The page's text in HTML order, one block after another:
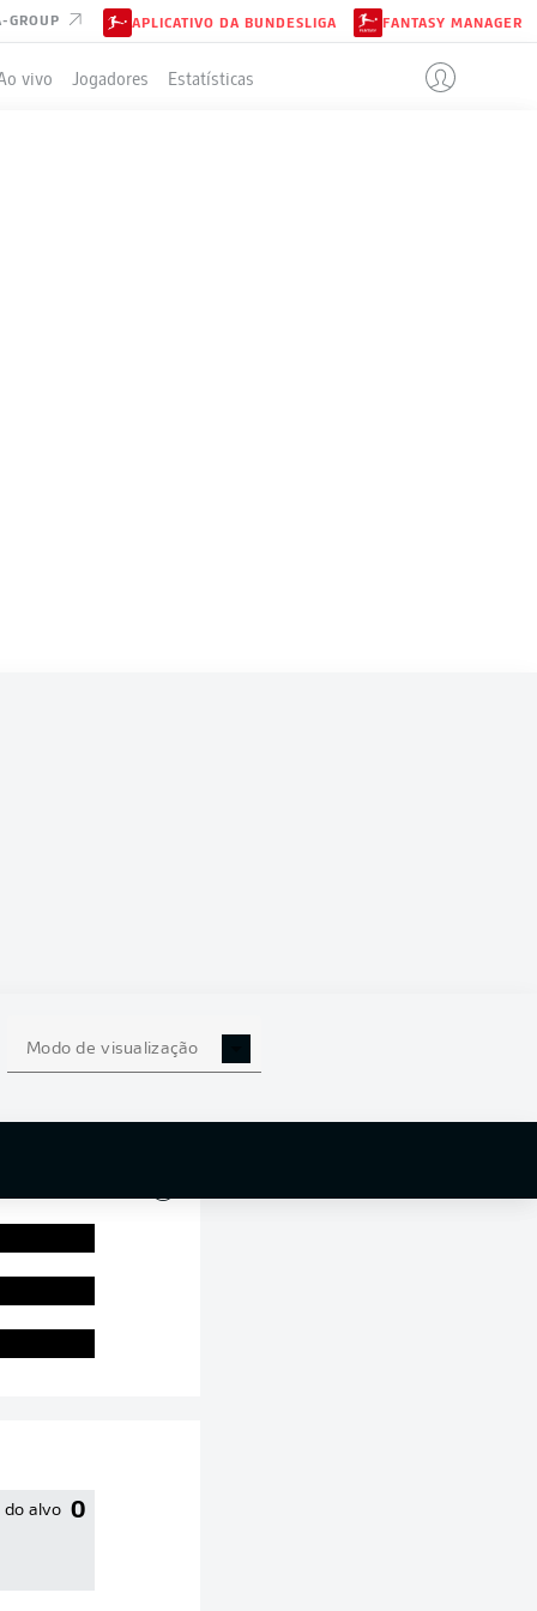
GROUP APLICATIVO DA BUNDESLIGA FANTASY MANAGER
vivo Jogadores Estatísticas
Modo de visualização
0
do alvo